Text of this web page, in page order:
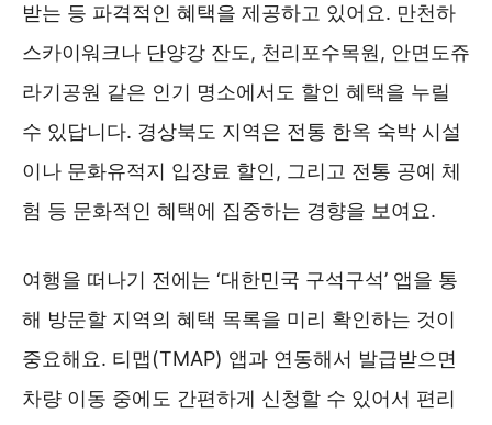
받는 등 파격적인 혜택을 제공하고 있어요. 만천하
스카이워크나 단양강 잔도, 천리포수목원, 안면도쥬
라기공원 같은 인기 명소에서도 할인 혜택을 누릴
수 있답니다. 경상북도 지역은 전통 한옥 숙박 시설
이나 문화유적지 입장료 할인, 그리고 전통 공예 체
험 등 문화적인 혜택에 집중하는 경향을 보여요.
여행을 떠나기 전에는 ‘대한민국 구석구석’ 앱을 통
해 방문할 지역의 혜택 목록을 미리 확인하는 것이
중요해요. 티맵(TMAP) 앱과 연동해서 발급받으면
차량 이동 중에도 간편하게 신청할 수 있어서 편리